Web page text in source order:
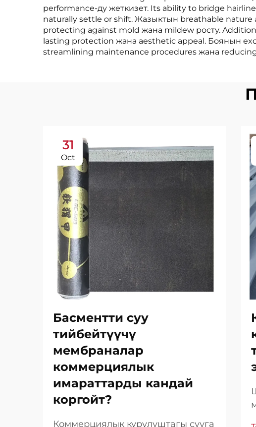
performance-ду жеткизет. Its ability to bridge
naturally settle or shift. Жазыктын breathable
protecting against mold жана mildew росту.
lasting protection жана aesthetic appeal. Боянын
streamlining maintenance procedures жана
31
Oct
Басментти суу
тийбейтүүчү
мембраналар
коммерциялык
имараттарды кандай
коргойт?
Коммерциялык курулуштагы сууга